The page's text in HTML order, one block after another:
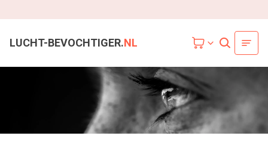
LUCHT-BEVOCHTIGER.NL